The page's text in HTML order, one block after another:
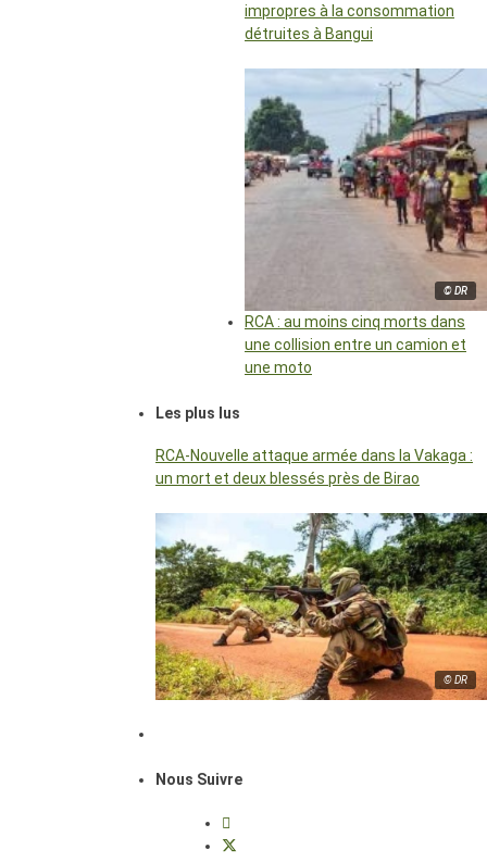
impropres à la consommation
détruites à Bangui
© DR
RCA : au moins cinq morts dans
une collision entre un camion et
une moto
Les plus lus
RCA-Nouvelle attaque armée dans la Vakaga :
un mort et deux blessés près de Birao
© DR
Nous Suivre